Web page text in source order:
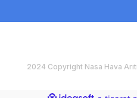
2024 Copyright Nasa Hava